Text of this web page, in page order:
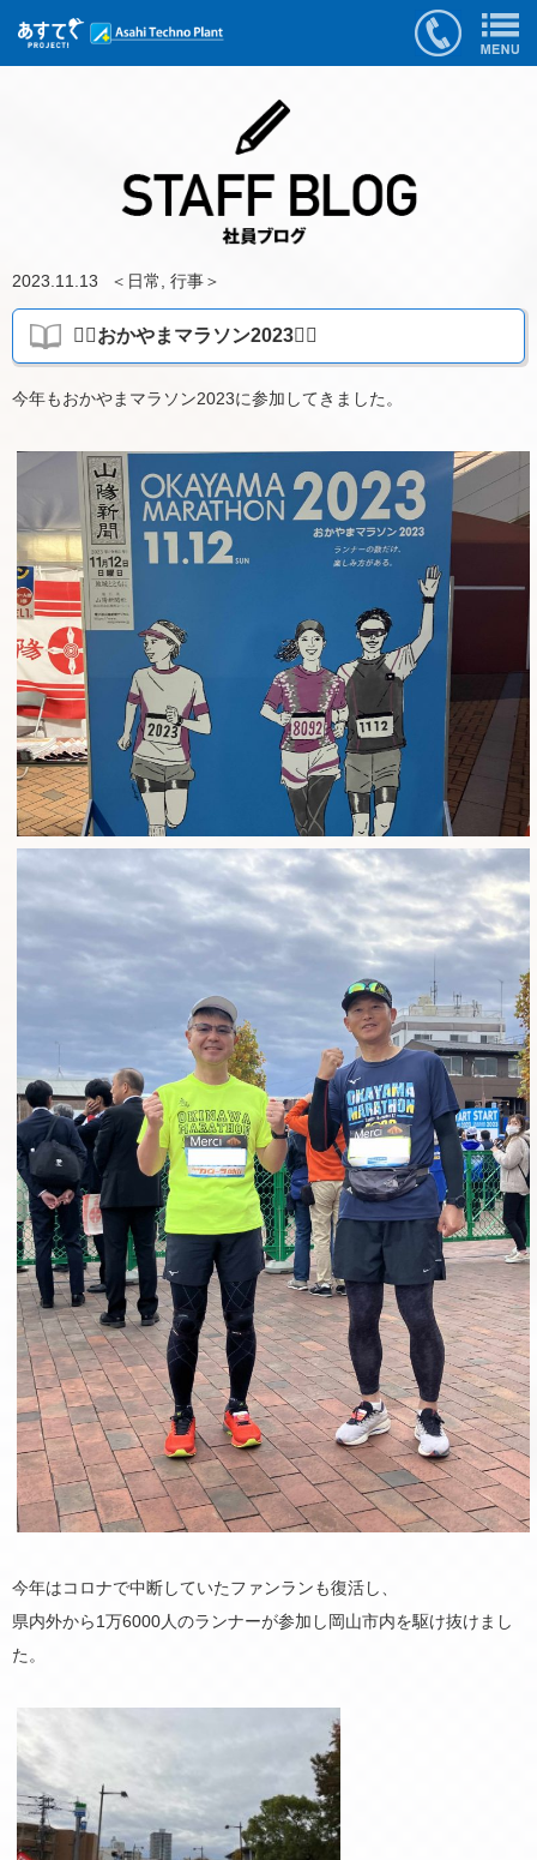
2023.11.13 ＜ 日常 行事＞
🏃‍♀おかやまマラソン2023🏃‍♂
今年もおかやまマラソン2023に参加してきました。
今年はコロナで中断していたファンランも復活し、
県内外から1万6000人のランナーが参加し岡山市内を駆け抜けまし
た。